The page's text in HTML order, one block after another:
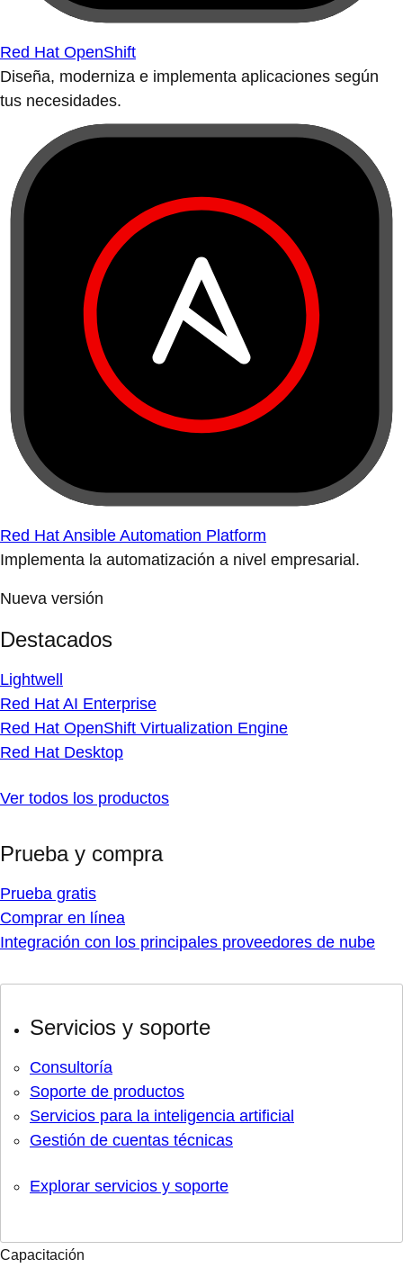
Red Hat OpenShift
Diseña, moderniza e implementa aplicaciones según
tus necesidades.
Red Hat Ansible Automation Platform
Implementa la automatización a nivel empresarial.
Nueva versión
Destacados
Lightwell
Red Hat AI Enterprise
Red Hat OpenShift Virtualization Engine
Red Hat Desktop
Ver todos los productos
Prueba y compra
Prueba gratis
Comprar en línea
Integración con los principales proveedores de nube
Servicios y soporte
Consultoría
Soporte de productos
Servicios para la inteligencia artificial
Gestión de cuentas técnicas
Explorar servicios y soporte
Capacitación